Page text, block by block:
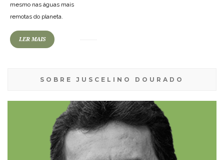
mesmo nas águas mais
remotas do planeta.
LER MAIS
SOBRE JUSCELINO DOURADO